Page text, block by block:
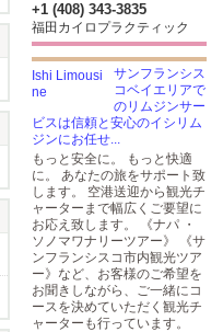
+1 (408) 343-3835
福田カイロプラクティック
サンフランシス
コベイエリアで
のリムジンサー
ビスは信頼と安心のイシリム
ジンにお任せ...
もっと安全に。 もっと快適
に。 あなたの旅をサポート致
します。 空港送迎から観光チ
ャーターまで幅広くご要望に
お応え致します。 《ナパ ・
ソノマワナリーツアー》 《サ
ンフランシスコ市内観光ツア
ー》など、お客様のご希望を
お聞きしながら、ご一緒にコ
ースを決めていただく観光チ
ャーターも行っています。